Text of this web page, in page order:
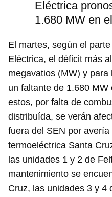
Eléctrica
1.680 MW en
El martes, según el
Eléctrica, el déficit más
megavatios (MW) y
un faltante de 1.680
estos, por falta de
distribuída, se verán
fuera del SEN por
termoeléctrica Santa
las unidades 1 y 2 de
mantenimiento se
Cruz, las unidades 3 y 4